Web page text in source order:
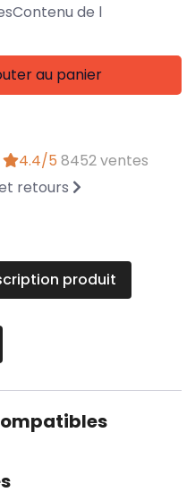
de l
au panier
4.4/5 8452 ventes
retours
produit